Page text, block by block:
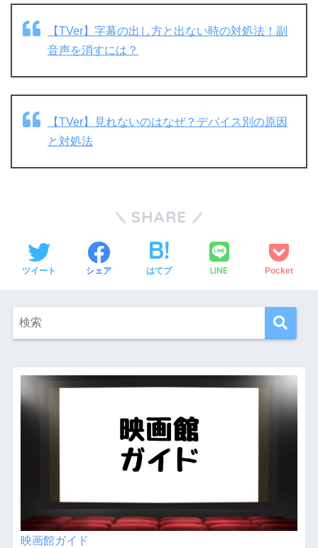
【TVer】字幕の出し方と出ない時の対処法！副
音声を消すには？
【TVer】見れないのはなぜ？デバイス別の原因
と対処法
SHARE
ツイート シェア はてブ LINE Pocket
映画館ガイド